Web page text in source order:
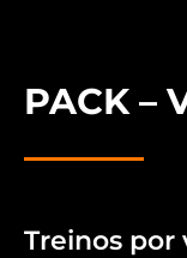
PACK –
Treinos por